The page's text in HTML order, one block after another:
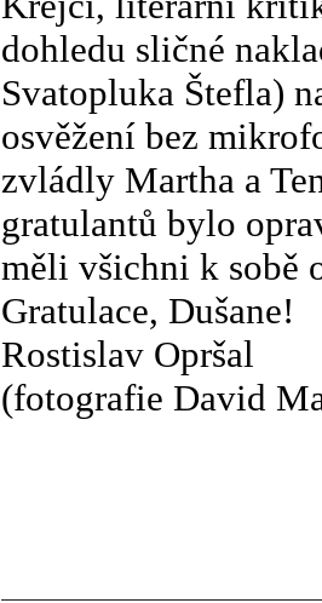
dohledu sličné
Svatopluka Štefla)
osvěžení bez
zvládly Martha a
gratulantů bylo
měli všichni k sobě
Gratulace, Dušane!
Rostislav Opršal
(fotografie David